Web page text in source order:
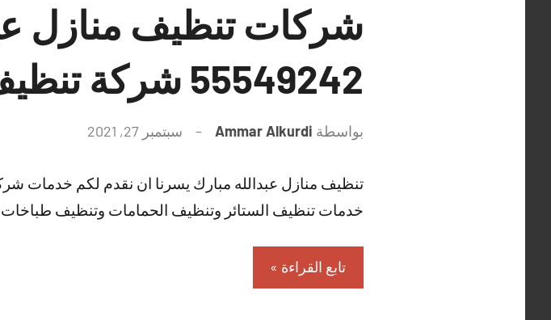
شركات تنظيف منازل
55549242 شركة تنظيف شقق وتعقيم منازل
بواسطة Ammar Alkurdi سبتمبر 27, 2021
تعليقات
تنظيف منازل عبدالله مبارك يسرنا ان نقدم لكم خدمات
خدمات تنظيف الستائر وتنظيف الحمامات وتنظيف طباخات
تابع القراءة